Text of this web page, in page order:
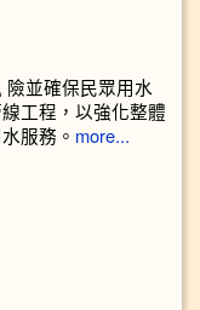
並確保民眾用水
工程，以強化整體
服務。 more...